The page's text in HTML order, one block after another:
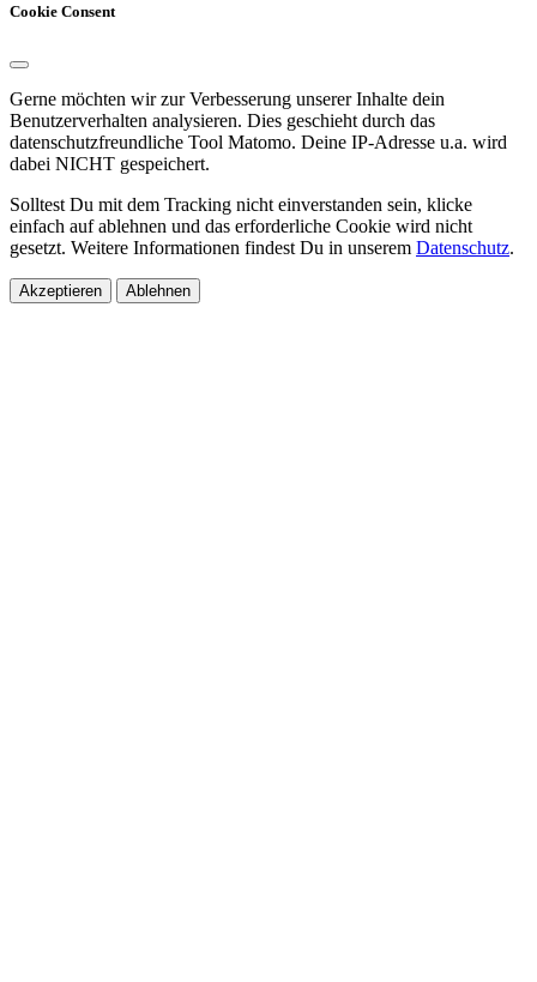
Cookie Consent
Gerne möchten wir zur Verbesserung unserer Inhalte dein
Benutzerverhalten analysieren. Dies geschieht durch das
datenschutzfreundliche Tool Matomo. Deine IP-Adresse u.a. wird
dabei NICHT gespeichert.
Solltest Du mit dem Tracking nicht einverstanden sein, klicke
einfach auf ablehnen und das erforderliche Cookie wird nicht
gesetzt. Weitere Informationen findest Du in unserem Datenschutz.
Akzeptieren Ablehnen